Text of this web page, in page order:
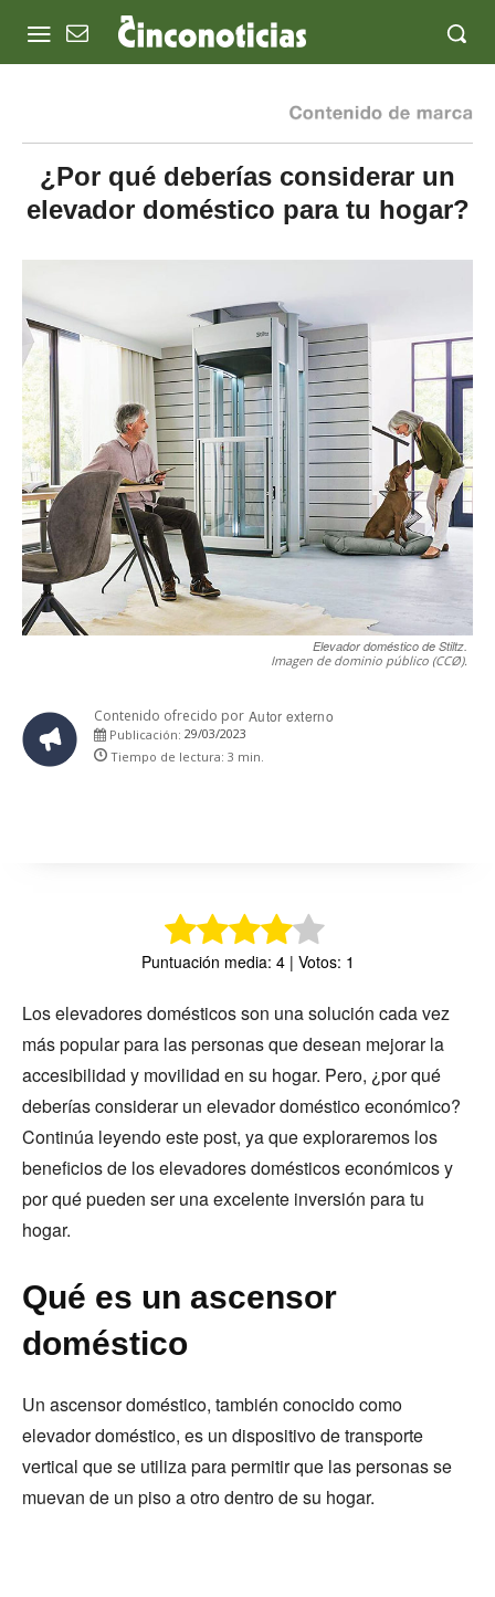
¿Por qué deberías considerar un
elevador doméstico para tu hogar?
Elevador doméstico de Stiltz.
Imagen de dominio público (CCØ).
Contenido ofrecido por Autor externo
Publicación: 29/03/2023
Tiempo de lectura: 3 min.
Puntuación media: 4 | Votos: 1
Los elevadores domésticos son una solución cada vez
más popular para las personas que desean mejorar la
accesibilidad y movilidad en su hogar. Pero, ¿por qué
deberías considerar un elevador doméstico económico?
Continúa leyendo este post, ya que exploraremos los
beneficios de los elevadores domésticos económicos y
por qué pueden ser una excelente inversión para tu
hogar.
Qué es un ascensor
doméstico
Un ascensor doméstico, también conocido como
elevador doméstico, es un dispositivo de transporte
vertical que se utiliza para permitir que las personas se
muevan de un piso a otro dentro de su hogar.